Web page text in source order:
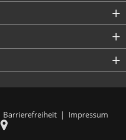
Barrierefreiheit Impressum
